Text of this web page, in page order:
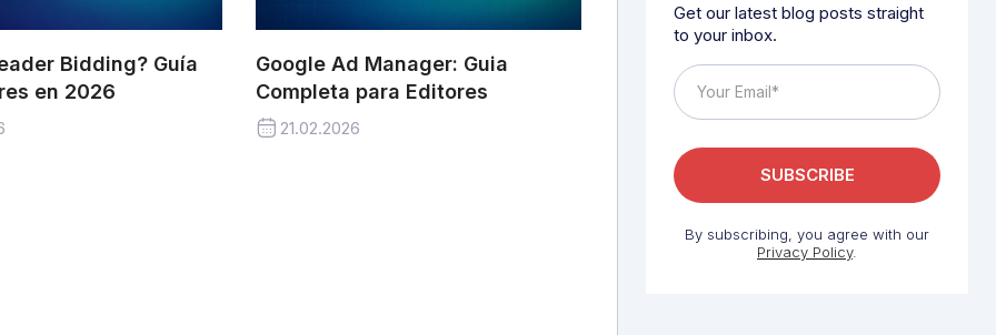
Bidding? Guía
en 2026
Google Ad Manager: Guia
Completa para Editores
21.02.2026
Get our latest blog posts straight
to your inbox.
By subscribing, you agree with our
Privacy Policy.